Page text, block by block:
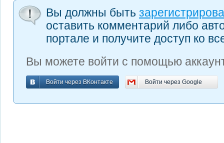
Вы должны быть
оставить комментарий либо
портале и получите доступ ко
Вы можете войти с помощью
Войти через ВКонтакте
Войти через ВКонтакте Войти через Google
Войти через Google